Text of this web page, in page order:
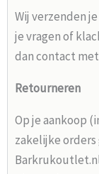
Wij verzenden
je vragen of
dan contact met
Retourneren
Op je aankoop
zakelijke